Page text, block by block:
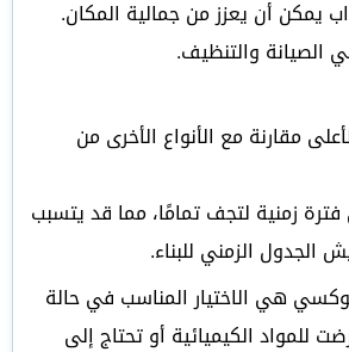
يمكن أن يعزز من جمالية المكان.
والتنظيف.
مقارنة مع الأنواع الأخرى من
فترة زمنية لتجف تمامًا، مما قد يتسبب
الزمني للبناء.
هي الاختيار المناسب في حالة
للمواد الكيميائية أو تحتاج إلى